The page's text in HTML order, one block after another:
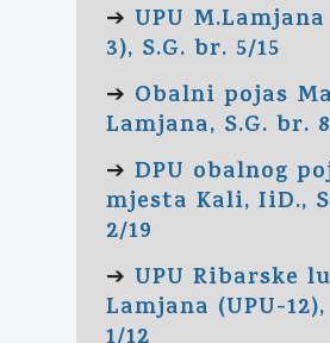
➔ UPU
3), S.G. br. 5/15
➔ Obalni pojas
Lamjana, S.G. br.
➔ DPU obalnog
mjesta Kali, IiD.,
2/19
➔ UPU Ribarske
Lamjana (UPU-